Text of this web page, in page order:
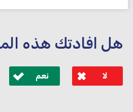
هل افادتك هذه
لا نعم